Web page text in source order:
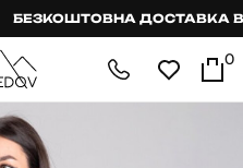
БЕЗКОШТОВНА ДОСТАВКА ВІД
0